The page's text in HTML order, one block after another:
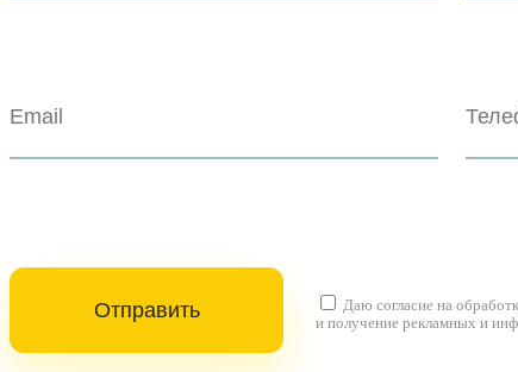
Даю согласие на
и получение рекламных и